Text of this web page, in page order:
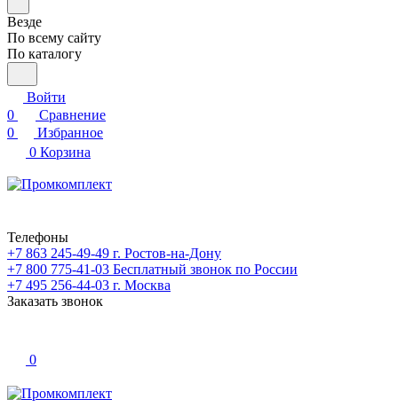
Везде
По всему сайту
По каталогу
Войти
0
Сравнение
0
Избранное
0 Корзина
Телефоны
+7 863 245-49-49 г. Ростов-на-Дону
+7 800 775-41-03 Бесплатный звонок по России
+7 495 256-44-03 г. Москва
Заказать звонок
0